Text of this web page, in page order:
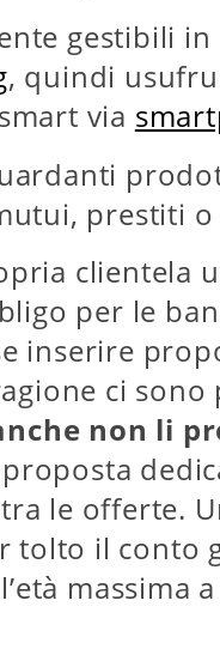
gestibili
, quindi
via
prestiti
clientela
per le
inserire
ci
non li
le offerte.
tolto il conto
massima